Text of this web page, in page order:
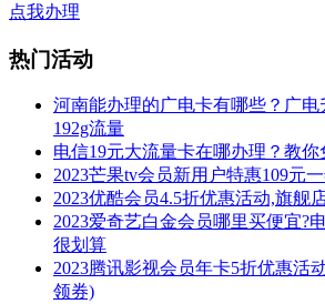
点我办理
热门活动
河南能办理的广电卡有哪些？广电
192g流量
电信19元大流量卡在哪办理？教
2023芒果tv会员新用户特惠109元
2023优酷会员4.5折优惠活动,旗舰
2023爱奇艺白金会员哪里买便宜?
很划算
2023腾讯影视会员年卡5折优惠活
领券)